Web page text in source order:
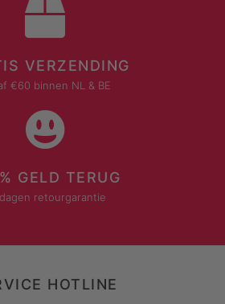
VERZENDING
€60 binnen NL & BE
GELD TERUG
retourgarantie
HOTLINE